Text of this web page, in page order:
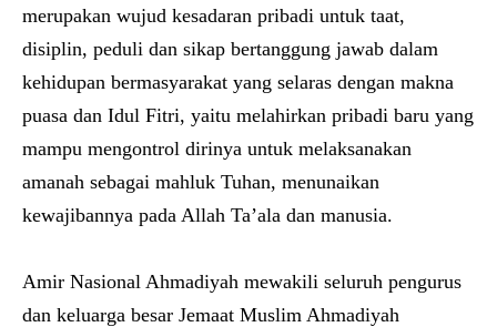
merupakan wujud kesadaran pribadi untuk taat,
disiplin, peduli dan sikap bertanggung jawab dalam
kehidupan bermasyarakat yang selaras dengan makna
puasa dan Idul Fitri, yaitu melahirkan pribadi baru yang
mampu mengontrol dirinya untuk melaksanakan
amanah sebagai mahluk Tuhan, menunaikan
kewajibannya pada Allah Ta’ala dan manusia.
Amir Nasional Ahmadiyah mewakili seluruh pengurus
dan keluarga besar Jemaat Muslim Ahmadiyah